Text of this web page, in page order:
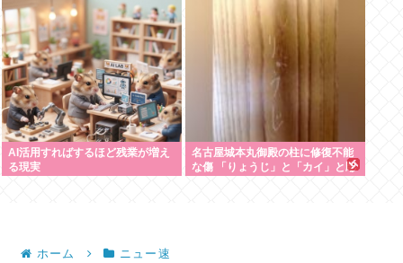
AI活用すればするほど残業が増え
る現実
名古屋城本丸御殿の柱に修復不能
な傷 「りょうじ」と「カイ」と彫
ホーム ニュー速